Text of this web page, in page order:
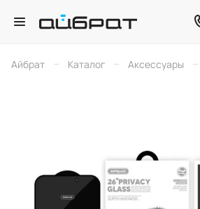
Айбрат – Каталог – Аксессуары –